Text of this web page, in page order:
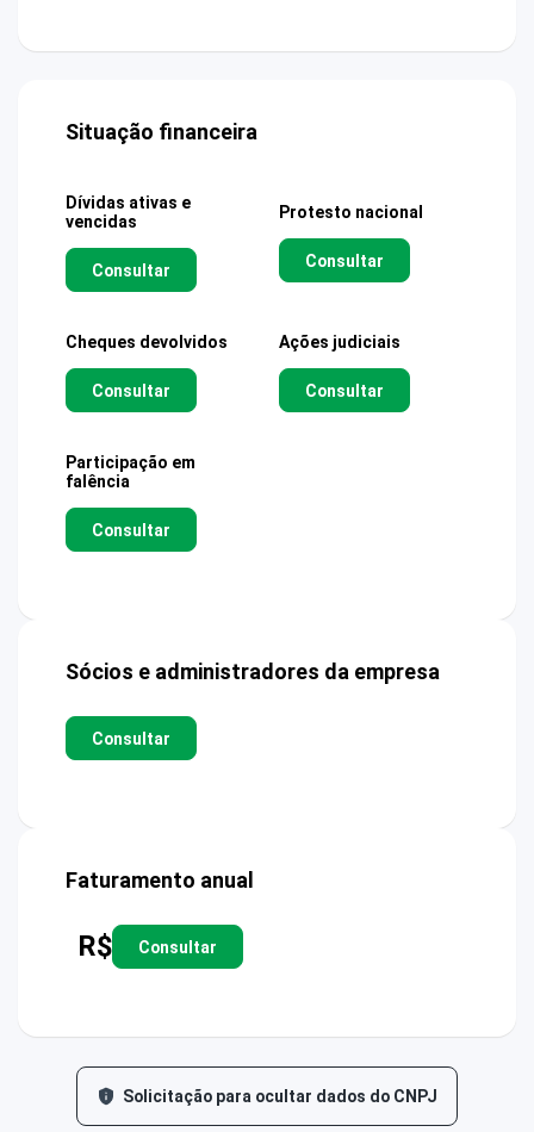
Situação financeira
Dívidas ativas e
vencidas
Consultar
Protesto nacional
Consultar
Cheques devolvidos
Consultar
Ações judiciais
Consultar
Participação em
falência
Consultar
Sócios e administradores da empresa
Consultar
Faturamento anual
R$ Consultar
Solicitação para ocultar dados do CNPJ